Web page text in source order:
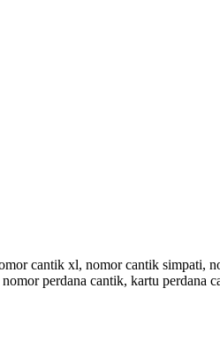
cantik xl, nomor cantik simpati,
perdana cantik, kartu